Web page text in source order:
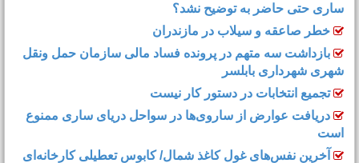
ساری حتی حاضر به توضیح نشد؟
خطر صاعقه و سیلاب در مازندران
بازداشت سه متهم در پرونده فساد مالی سازمان حمل‌ ونقل
شهری شهرداری بابلسر
تجمیع انتخابات در دستور کار نیست
دریافت عوارض از ساروی‌ها در سواحل دریای ساری ممنوع
است
آخرین نفس‌های غول کاغذ شمال‌/ ‌کابوس تعطیلی کارخانه‌ای